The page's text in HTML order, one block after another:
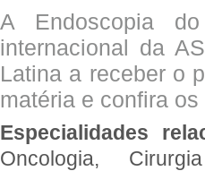
A Endoscopia
internacional da
Latina a receber o
matéria e confira
Especialidades
Oncologia,